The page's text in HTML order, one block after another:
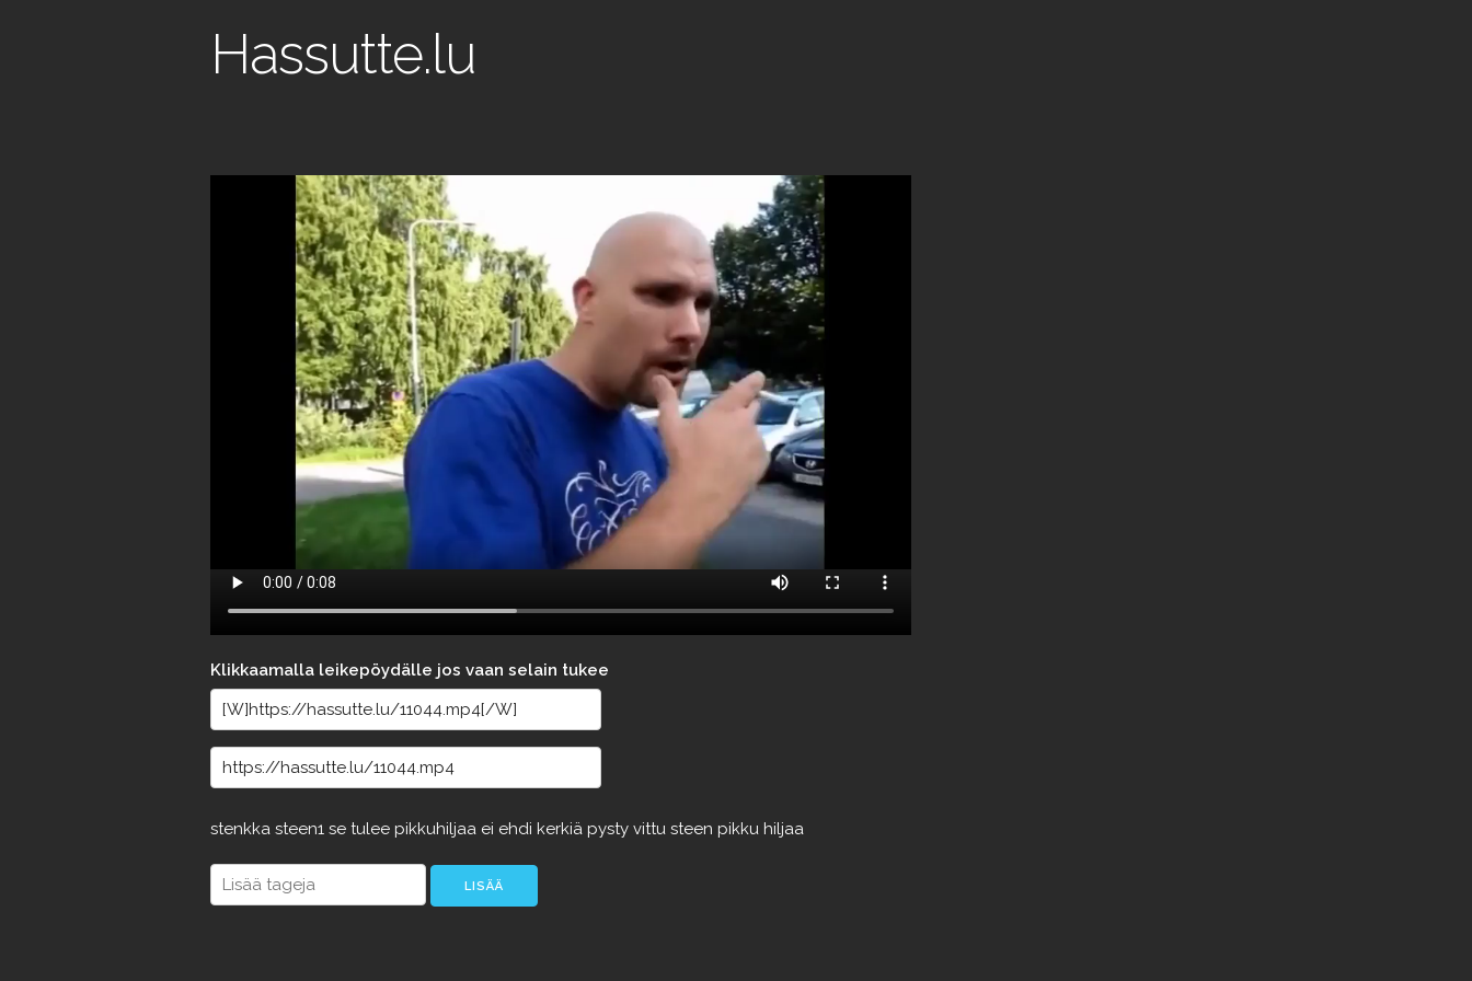
Hassutte.lu
Klikkaamalla leikepöydälle jos vaan selain tukee
stenkka steen1 se tulee pikkuhiljaa ei ehdi kerkiä pysty vittu steen pikku hiljaa